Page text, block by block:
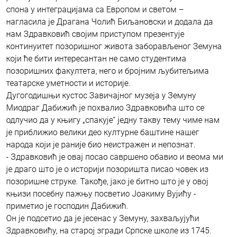
спона у интеграцијама са Европом и светом –
нагласила је Драгана Чолић Биљановски и додала да
нам Здравковић својим приступом презентује
континуитет позоришног живота заборављеног Земуна
који ће бити интересантан не само студентима
позоришних факултета, него и бројним љубитељима
театарске уметности и историје.
Дугогодишњи кустос Завичајног музеја у Земуну
Миодраг Дабижић је похвалио Здравковића што се
одлучио да у књигу „спакује“ једну такву тему чиме нам
је приближио велики део културне баштине нашег
народа који је раније био неистражен и непознат.
- Здравковић је овај посао савршено обавио и веома ми
је драго што је о историји позоришта писао човек из
позоришне струке. Такође, јако је битно што је у овој
књизи посебну пажњу посветио Јоакиму Вујићу -
приметио је господин Дабижић.
Он је подсетио да је јесенас у Земуну, захваљујући
Здравковићу, на старој згради Српске школе из 1745.